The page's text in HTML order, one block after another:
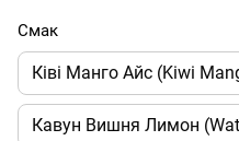
Смак
Ківі Манго Айс (Kiwi
Кавун Вишня Лимон